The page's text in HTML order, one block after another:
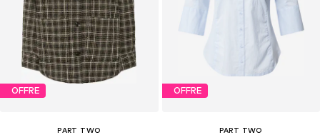
OFFRE
PART TWO
OFFRE
PART TWO